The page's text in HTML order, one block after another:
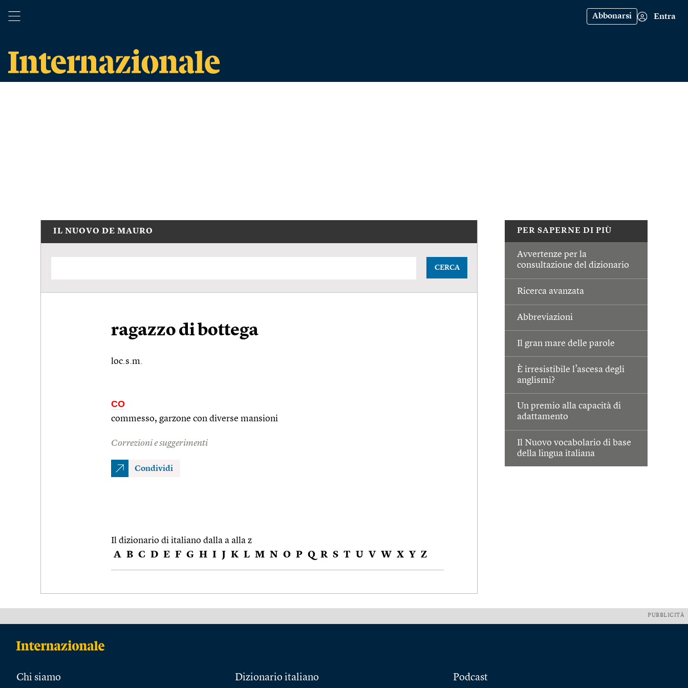
Abbonarsi Entra
PER SAPERNE DI PIÙ
Avvertenze per la
consultazione del dizionario
Ricerca avanzata
Abbreviazioni
Il gran mare delle parole
È irresistibile l’ascesa degli
anglismi?
Un premio alla capacità di
adattamento
Il Nuovo vocabolario di base
della lingua italiana
IL NUOVO DE MAURO
CERCA
ragazzo di bottega
loc.s.m.
CO
commesso, garzone con diverse mansioni
Correzioni e suggerimenti
Condividi
Il dizionario di italiano dalla a alla z
A B C D E F G H I J K L M N O P Q R S T U V W X Y Z
PUBBLICITÀ
Chi siamo Dizionario italiano Podcast